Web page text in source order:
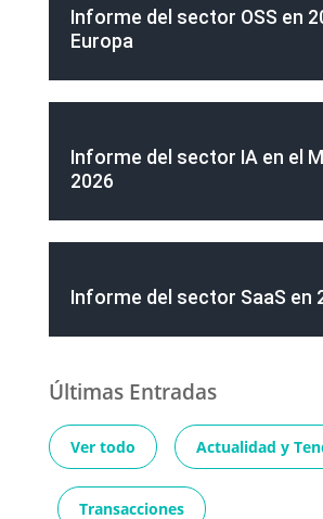
Informe del sector OSS en
Europa
Informe del sector IA en el
2026
Informe del sector SaaS en
Últimas Entradas
Ver todo Actualidad y
Transacciones